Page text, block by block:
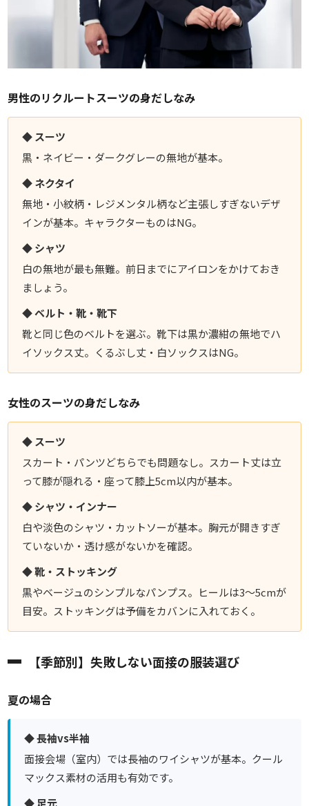
男性のリクルートスーツの身だしなみ
◆ スーツ
黒・ネイビー・ダークグレーの無地が基本。
◆ ネクタイ
無地・小紋柄・レジメンタル柄など主張しすぎないデザ
インが基本。キャラクターものはNG。
◆ シャツ
白の無地が最も無難。前日までにアイロンをかけておき
ましょう。
◆ ベルト・靴・靴下
靴と同じ色のベルトを選ぶ。靴下は黒か濃紺の無地でハ
イソックス丈。くるぶし丈・白ソックスはNG。
女性のスーツの身だしなみ
◆ スーツ
スカート・パンツどちらでも問題なし。スカート丈は立
って膝が隠れる・座って膝上5cm以内が基本。
◆ シャツ・インナー
白や淡色のシャツ・カットソーが基本。胸元が開きすぎ
ていないか・透け感がないかを確認。
◆ 靴・ストッキング
黒やベージュのシンプルなパンプス。ヒールは3〜5cmが
目安。ストッキングは予備をカバンに入れておく。
【季節別】失敗しない面接の服装選び
夏の場合
◆ 長袖vs半袖
面接会場（室内）では長袖のワイシャツが基本。クール
マックス素材の活用も有効です。
◆ 足元